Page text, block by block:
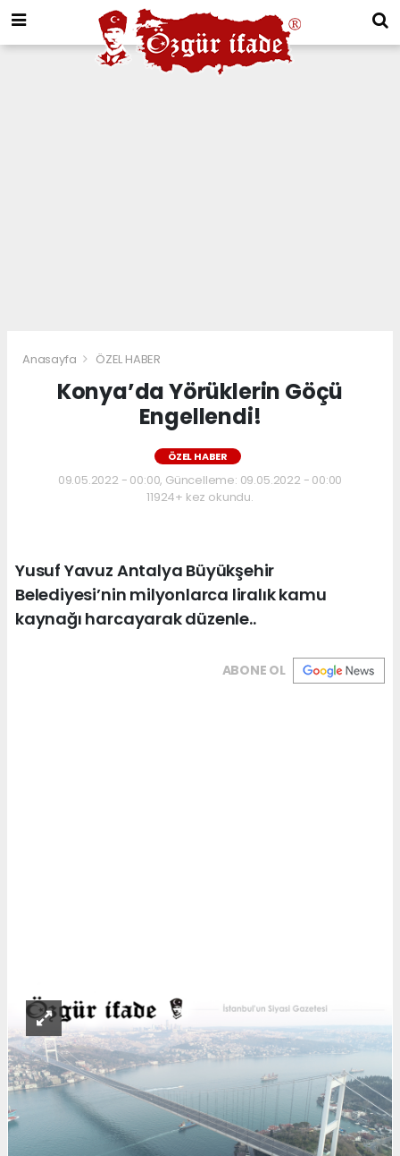
Anasayfa ÖZEL HABER
Konya’da Yörüklerin Göçü
Engellendi!
ÖZEL HABER
09.05.2022 - 00:00, Güncelleme: 09.05.2022 - 00:00
11924+ kez okundu.
Yusuf Yavuz Antalya Büyükşehir
Belediyesi’nin milyonlarca liralık kamu
kaynağı harcayarak düzenle..
ABONE OL